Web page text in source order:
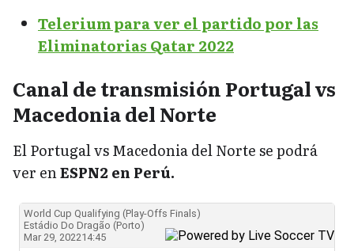
Telerium para ver el partido por las
Eliminatorias Qatar 2022
Canal de transmisión Portugal vs
Macedonia del Norte
El Portugal vs Macedonia del Norte se podrá
ver enESPN2 en Perú.